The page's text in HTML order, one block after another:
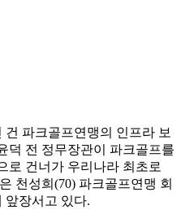
파크골프연맹의 인프라 보
덕 전 정무장관이 파크골프를
로 건너가 우리나라 최초로
천성희(70) 파크골프연맹 회
앞장서고 있다.